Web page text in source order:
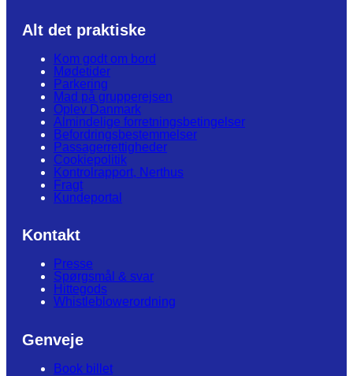
Alt det praktiske
Kom godt om bord
Mødetider
Parkering
Mad på grupperejsen
Oplev Danmark
Almindelige forretningsbetingelser
Befordringsbestemmelser
Passagerrettigheder
Cookiepolitik
Kontrolrapport, Nerthus
Fragt
Kundeportal
Kontakt
Presse
Spørgsmål & svar
Hittegods
Whistleblowerordning
Genveje
Book billet